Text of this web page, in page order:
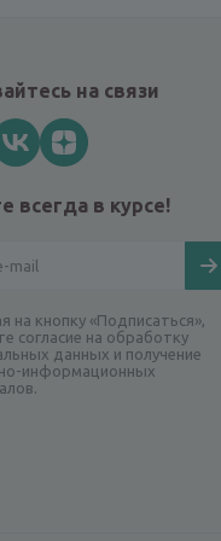
на связи
всегда в курсе!
на кнопку «Подписаться»,
согласие на обработку
данных и получение
информационных